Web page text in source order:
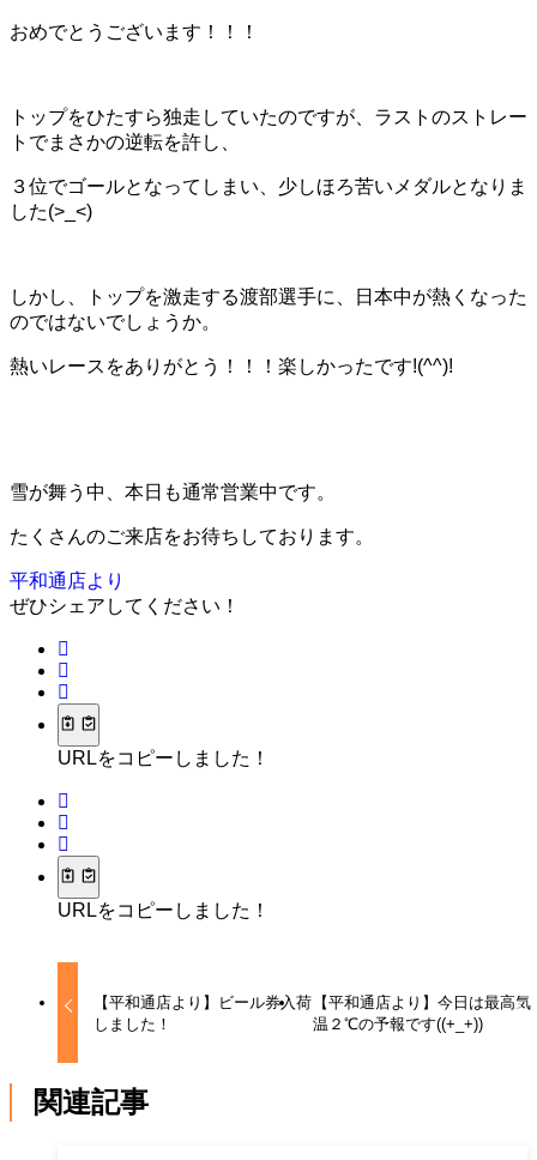
おめでとうございます！！！
トップをひたすら独走していたのですが、ラストのストレー
トでまさかの逆転を許し、
３位でゴールとなってしまい、少しほろ苦いメダルとなりま
した(>_<)
しかし、トップを激走する渡部選手に、日本中が熱くなった
のではないでしょうか。
熱いレースをありがとう！！！楽しかったです!(^^)!
雪が舞う中、本日も通常営業中です。
たくさんのご来店をお待ちしております。
平和通店より
ぜひシェアしてください！
URLをコピーしました！
URLをコピーしました！
【平和通店より】ビール券入荷
しました！
【平和通店より】今日は最高気
温２℃の予報です((+_+))
関連記事